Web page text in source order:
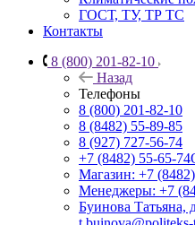
ГОСТ, ТУ, ТР ТС
Контакты
8 (800) 201-82-10
Назад
Телефоны
8 (800) 201-82-10
8 (8482) 55-89-85
8 (927) 727-56-74
+7 (8482) 55-65-74
Магазин: +7
Менеджеры: +7
Буинова Татьяна,